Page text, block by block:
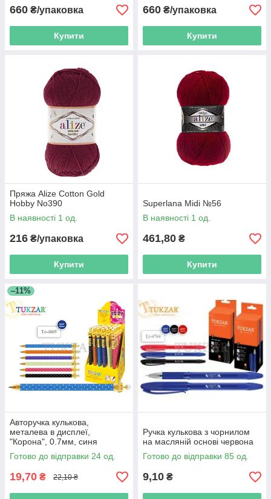
660 ₴/упаковка
Купити
660 ₴/упаковка
Купити
Пряжа Alize Cotton Gold
Hobby No390
В наявності 1 од.
216 ₴/упаковка
Купити
Superlana Midi №56
В наявності 1 од.
461,80 ₴
Купити
–11%
Авторучка кулькова,
металева в дисплеї,
"Корона", 0.7мм, синя
Готово до відправки 24 од.
19,70 ₴ 22,10 ₴
Ручка кулькова з чорнилом
на масляній основі червона
Готово до відправки 85 од.
9,10 ₴